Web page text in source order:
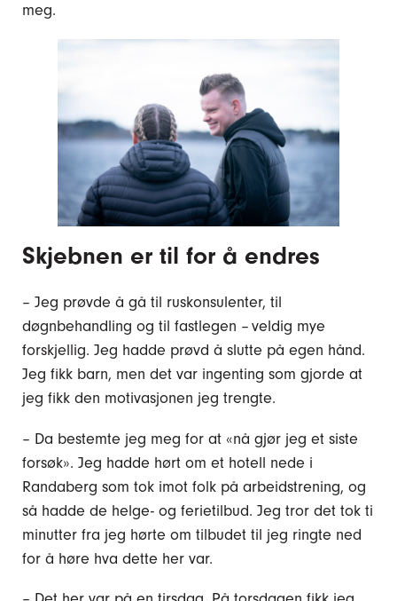
meg.
Skjebnen er til for å endres
– Jeg prøvde å gå til ruskonsulenter, til
døgnbehandling og til fastlegen – veldig mye
forskjellig. Jeg hadde prøvd å slutte på egen hånd.
Jeg fikk barn, men det var ingenting som gjorde at
jeg fikk den motivasjonen jeg trengte.
– Da bestemte jeg meg for at «nå gjør jeg et siste
forsøk». Jeg hadde hørt om et hotell nede i
Randaberg som tok imot folk på arbeidstrening, og
så hadde de helge- og ferietilbud. Jeg tror det tok ti
minutter fra jeg hørte om tilbudet til jeg ringte ned
for å høre hva dette her var.